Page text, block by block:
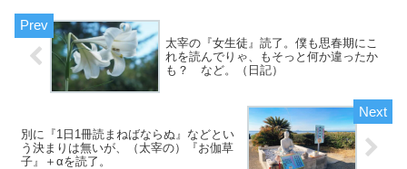
太宰の『女生徒』読了。僕も思春期にこ
れを読んでりゃ、もそっと何か違ったか
も？ など。（日記）
別に『1日1冊読まねばならぬ』などとい
う決まりは無いが、（太宰の）『お伽草
子』＋αを読了。